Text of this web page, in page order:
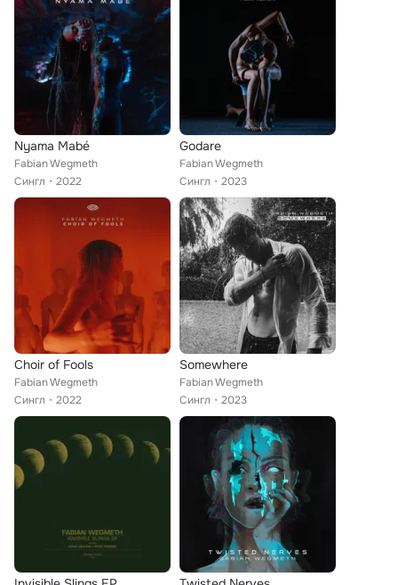
Nyama Mabé
Fabian Wegmeth
Сингл
2022
Godare
Fabian Wegmeth
Сингл
2023
Choir of Fools
Fabian Wegmeth
Сингл
2022
Somewhere
Fabian Wegmeth
Сингл
2023